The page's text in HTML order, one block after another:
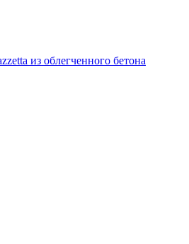
из облегченного бетона